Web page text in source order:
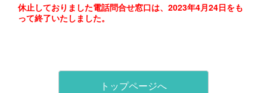
休止しておりました電話問合せ窓口は、2023年4月24日をも
って終了いたしました。
トップページへ